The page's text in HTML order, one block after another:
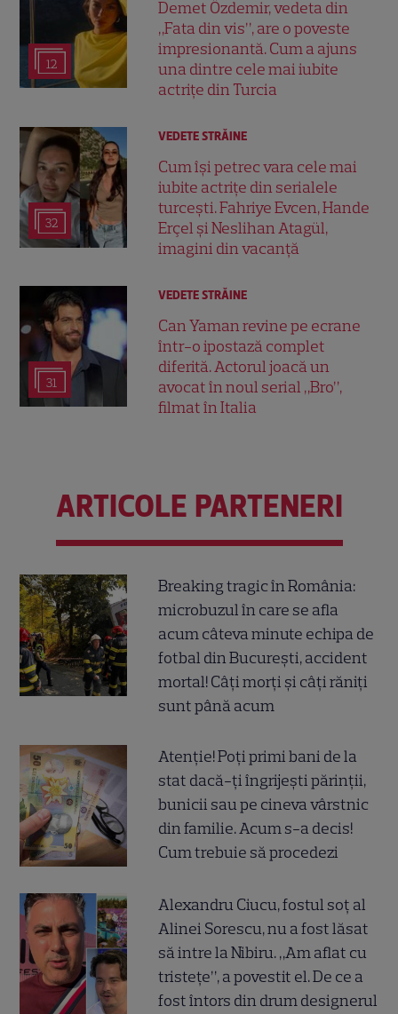
12
Demet Özdemir, vedeta din
„Fata din vis”, are o poveste
impresionantă. Cum a ajuns
una dintre cele mai iubite
actrițe din Turcia
32
VEDETE STRĂINE
Cum își petrec vara cele mai
iubite actrițe din serialele
turcești. Fahriye Evcen, Hande
Erçel și Neslihan Atagül,
imagini din vacanță
31
VEDETE STRĂINE
Can Yaman revine pe ecrane
într-o ipostază complet
diferită. Actorul joacă un
avocat în noul serial „Bro”,
filmat în Italia
ARTICOLE PARTENERI
Breaking tragic în România:
microbuzul în care se afla
acum câteva minute echipa de
fotbal din București, accident
mortal! Câți morți și câți răniți
sunt până acum
Atenție! Poți primi bani de la
stat dacă-ți îngrijești părinții,
bunicii sau pe cineva vârstnic
din familie. Acum s-a decis!
Cum trebuie să procedezi
Alexandru Ciucu, fostul soț al
Alinei Sorescu, nu a fost lăsat
să intre la Nibiru. „Am aflat cu
tristețe”, a povestit el. De ce a
fost întors din drum designerul